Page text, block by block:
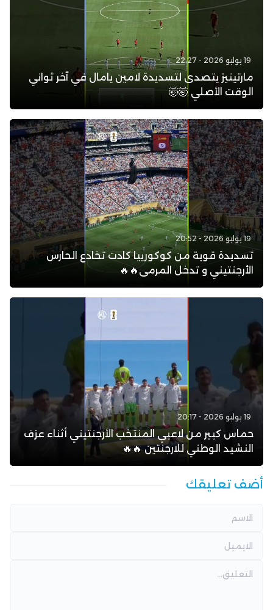
19 يوليو 2026 - 22:27
مارتينيز يتصدى لتسديدة لامين يامال في آخر ثواني
الوقت الأصلي 🤯🤯
19 يوليو 2026 - 20:52
تسديدة قوية من كوكورييا كادت تخادع الحارس
الأرجنتيني و تدخل المرمى🔥🔥
19 يوليو 2026 - 20:17
حماس كبير من لاعبي المنتخب الأرجنتيني أثناء عزف
النشيد الوطني للارجنتين 🔥🔥
أضف تعليقك